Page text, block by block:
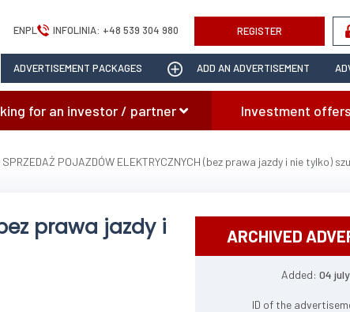
ENPL INFOLINIA: +48 539 304 980 REGISTER
ADVERTISEMENT PACKAGES ADD AN ADVERTISEMENT
for an investor / partner Investment offers
SPRZEDAŻ POJAZDÓW ELEKTRYCZNYCH (bez prawa jazdy i nie tylko)
(bez prawa jazdy i ARCHIVED
Added: 04
ID of the